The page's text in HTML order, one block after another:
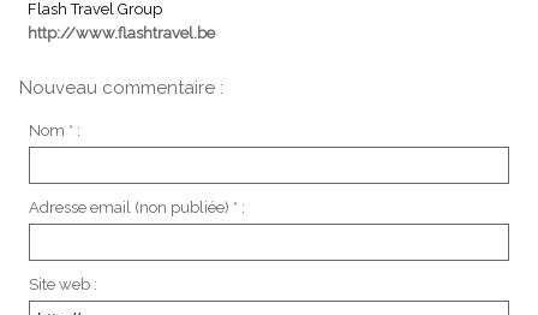
Flash Travel Group
http://www.flashtravel.be
Nouveau commentaire :
Nom * :
Adresse email (non publiée) * :
Site web :